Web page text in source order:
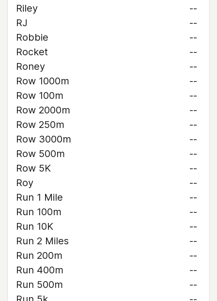
Riley
--
RJ
--
Robbie
--
Rocket
--
Roney
--
Row 1000m
--
Row 100m
--
Row 2000m
--
Row 250m
--
Row 3000m
--
Row 500m
--
Row 5K
--
Roy
--
Run 1 Mile
--
Run 100m
--
Run 10K
--
Run 2 Miles
--
Run 200m
--
Run 400m
--
Run 500m
--